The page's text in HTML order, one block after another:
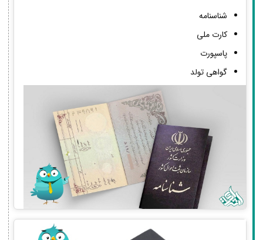
شناسنامه
کارت ملی
پاسپورت
گواهی تولد